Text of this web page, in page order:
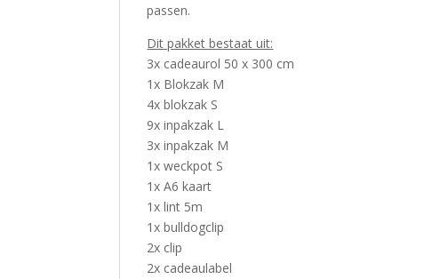
passen.
Dit pakket bestaat uit:
3x cadeaurol 50 x 300 cm
1x Blokzak M
4x blokzak S
9x inpakzak L
3x inpakzak M
1x weckpot S
1x A6 kaart
1x lint 5m
1x bulldogclip
2x clip
2x cadeaulabel